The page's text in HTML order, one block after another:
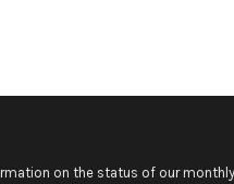
on the status of our